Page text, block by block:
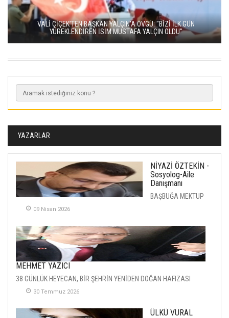
VALİ ÇİÇEK’TEN BAŞKAN YALÇIN’A ÖVGÜ: "BİZİ İLK GÜN
YÜREKLENDİREN İSİM MUSTAFA YALÇIN OLDU"
YAZARLAR
NİYAZİ ÖZTEKİN -
Sosyolog-Aile
Danışmanı
BAŞBUĞA MEKTUP
09 Nisan 2026
MEHMET YAZICI
38 GÜNLÜK HEYECAN, BİR ŞEHRİN YENİDEN DOĞAN HAFIZASI
30 Temmuz 2026
ÜLKÜ VURAL